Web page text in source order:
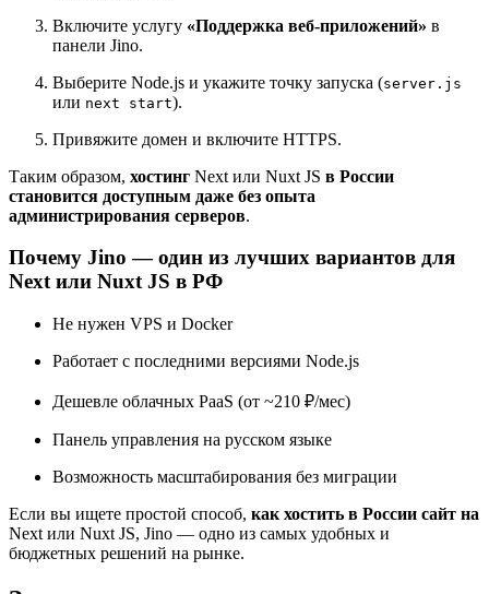
Включите услугу «Поддержка веб-приложений» в
панели Jino.
Выберите Node.js и укажите точку запуска (server.js
или next start).
Привяжите домен и включите HTTPS.
Таким образом, хостинг Next или Nuxt JS в России
становится доступным даже без опыта
администрирования серверов.
Почему Jino — один из лучших вариантов для
Next или Nuxt JS в РФ
Не нужен VPS и Docker
Работает с последними версиями Node.js
Дешевле облачных PaaS (от ~210 ₽/мес)
Панель управления на русском языке
Возможность масштабирования без миграции
Если вы ищете простой способ, как хостить в России сайт на
Next или Nuxt JS, Jino — одно из самых удобных и
бюджетных решений на рынке.